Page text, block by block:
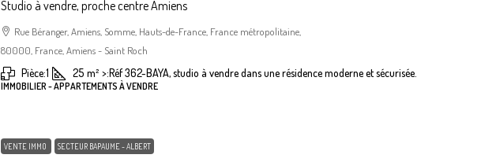
Studio à vendre, proche centre Amiens
Rue Béranger, Amiens, Somme, Hauts-de-France, France métropolitaine,
80000, France, Amiens - Saint Roch
Pièce:1 25 m² >:Réf 362-BAYA, studio à vendre dans une résidence moderne et sécurisée.
IMMOBILIER - APPARTEMENTS À VENDRE
VENTE IMMO SECTEUR BAPAUME - ALBERT